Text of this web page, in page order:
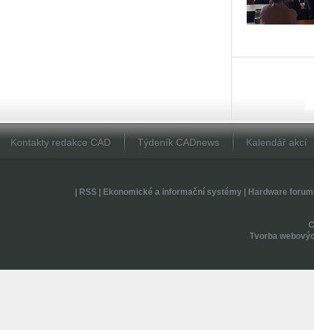
Kontakty redakce CAD Týdeník CADnews Kalendář akcí
RSS| Ekonomické a informační systémy| Hardware forum
Tvorba